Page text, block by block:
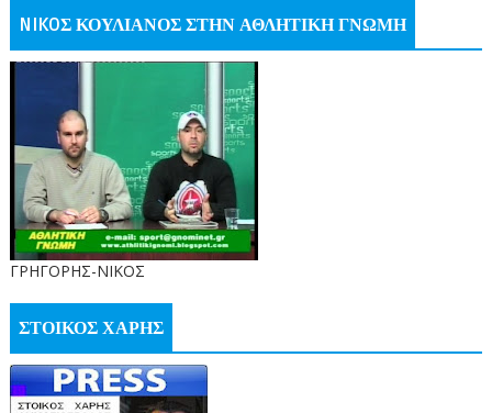
NIKOΣ ΚΟΥΛΙΑΝΟΣ ΣΤΗΝ ΑΘΛΗΤΙΚΗ ΓΝΩΜΗ
ΓΡΗΓΟΡΗΣ-ΝΙΚΟΣ
ΣΤΟΙΚΟΣ ΧΑΡΗΣ